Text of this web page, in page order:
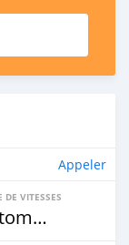
Appeler
DE VITESSES
Automatique